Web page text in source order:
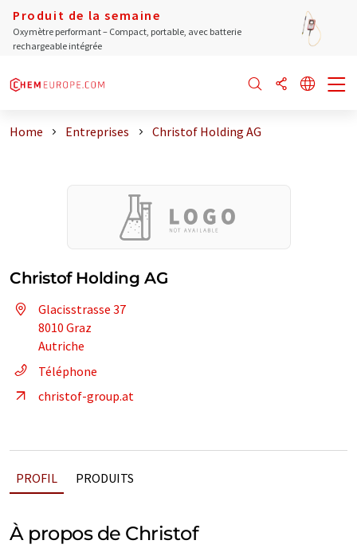
Produit de la semaine
Oxymètre performant – Compact, portable, avec batterie
rechargeable intégrée
Home Entreprises Christof Holding AG
Christof Holding AG
Glacisstrasse 37
8010 Graz
Autriche
Téléphone
christof-group.at
PROFIL PRODUITS
À propos de Christof